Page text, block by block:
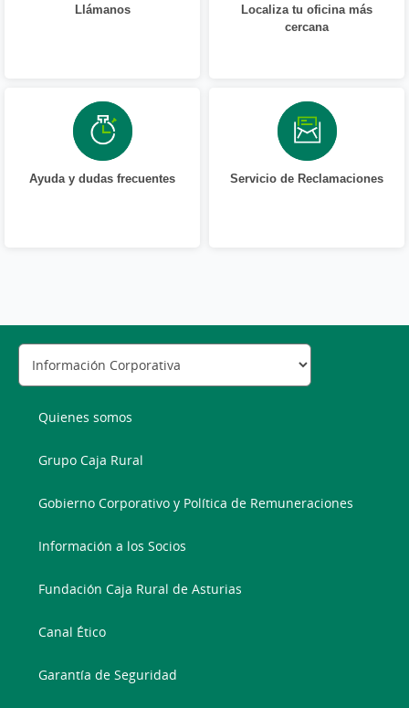
Llámanos
Localiza tu oficina más
cercana
Ayuda y dudas frecuentes Servicio de Reclamaciones
Quienes somos
Grupo Caja Rural
Gobierno Corporativo y Política de Remuneraciones
Información a los Socios
Fundación Caja Rural de Asturias
Canal Ético
Garantía de Seguridad